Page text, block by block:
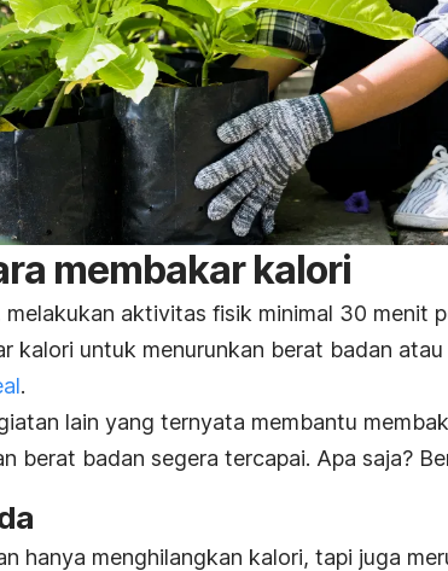
membakar kalori
melakukan aktivitas fisik minimal 30 menit
kalori untuk menurunkan berat badan
.
lain yang ternyata membantu
berat badan segera tercapai. Apa saja?
hanya menghilangkan kalori, tapi juga